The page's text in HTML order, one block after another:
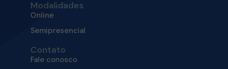
Modalidades
Online
Semipresencial
Contato
Fale conosco